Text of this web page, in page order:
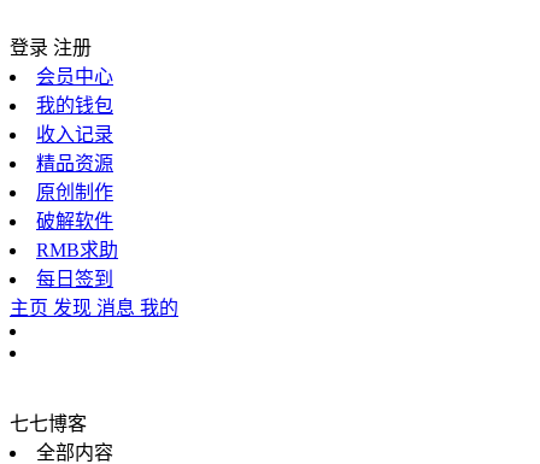
登录 注册
会员中心
我的钱包
收入记录
精品资源
原创制作
破解软件
RMB求助
每日签到
主页 发现 消息 我的
七七博客
全部内容